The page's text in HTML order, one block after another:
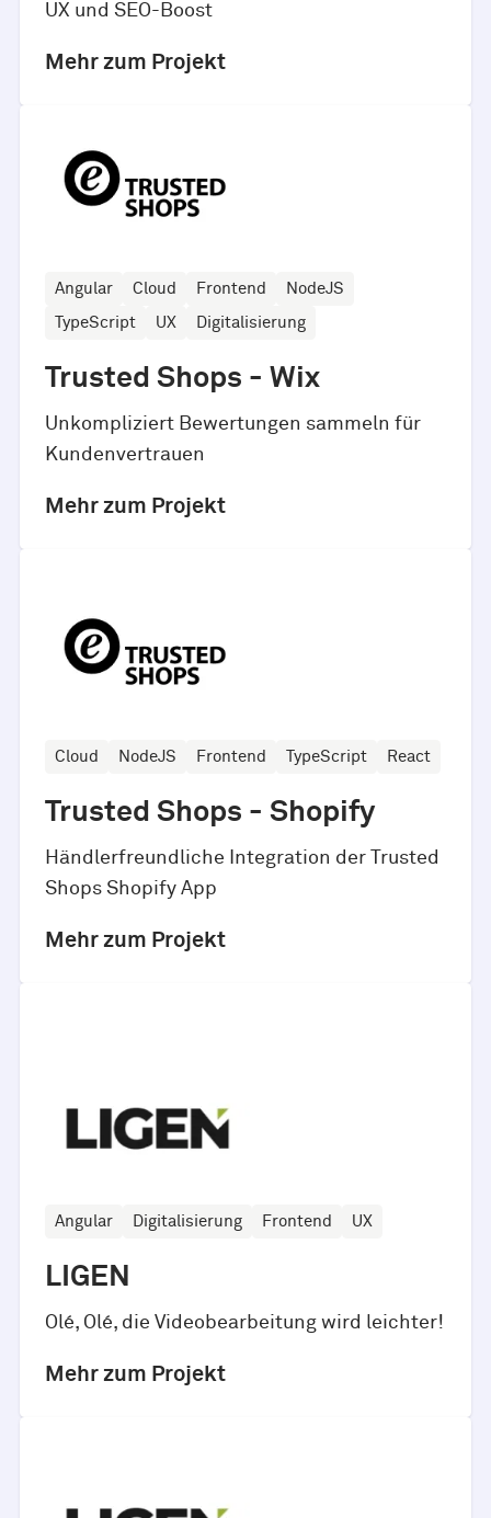
UX und SEO-Boost
Mehr zum Projekt
Angular Cloud Frontend NodeJS
TypeScript UX Digitalisierung
Trusted Shops - Wix
Unkompliziert Bewertungen sammeln für
Kundenvertrauen
Mehr zum Projekt
Cloud NodeJS Frontend TypeScript React
Trusted Shops - Shopify
Händlerfreundliche Integration der Trusted
Shops Shopify App
Mehr zum Projekt
Angular Digitalisierung Frontend UX
LIGEN
Olé, Olé, die Videobearbeitung wird leichter!
Mehr zum Projekt